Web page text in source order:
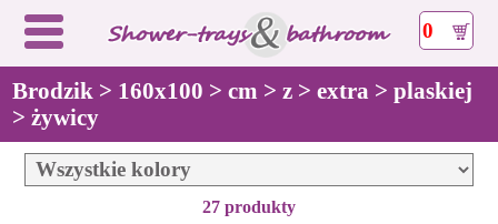
0
Brodzik > 160x100 > cm > z > extra > plaskiej
> żywicy
27 produkty